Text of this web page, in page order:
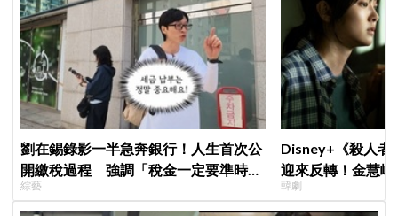
劉在錫錄影一半急奔銀行！人生首次公
開繳稅過程 強調「稅金一定要準時
繳」
綜藝
Disney+《殺人者
迎來反轉！金慧
「叔叔李棟旭」
韓劇